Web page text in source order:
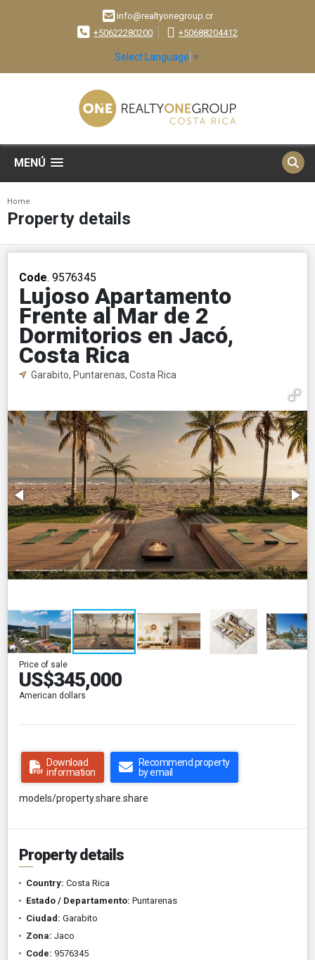
info@realtyonegroup.cr
+50622280200
+50688204412
Select Language ▼
MENÚ
Home
Property details
Code. 9576345
Lujoso Apartamento
Frente al Mar de 2
Dormitorios en Jacó,
Costa Rica
Garabito, Puntarenas, Costa Rica
Price of sale
US$345,000
American dollars
Download
information
Recommend property
by email
models/property.share.share
Property details
Country: Costa Rica
Estado / Departamento: Puntarenas
Ciudad: Garabito
Zona: Jaco
Code: 9576345